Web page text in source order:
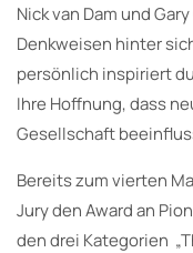
Nick van Dam und
Denkweisen hinter
persönlich inspiriert
Ihre Hoffnung, dass
Gesellschaft
Bereits zum vierten
Jury den Award an
den drei Kategorien